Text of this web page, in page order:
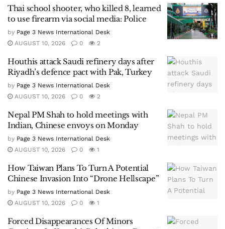
Thai school shooter, who killed 8, learned
to use firearm via social media: Police
by Page 3 News International Desk
AUGUST 10, 2026
0 2
Houthis attack Saudi refinery days after
Riyadh’s defence pact with Pak, Turkey
by Page 3 News International Desk
AUGUST 10, 2026
0 2
Nepal PM Shah to hold meetings with
Indian, Chinese envoys on Monday
by Page 3 News International Desk
AUGUST 10, 2026
0 1
How Taiwan Plans To Turn A Potential
Chinese Invasion Into “Drone Hellscape”
by Page 3 News International Desk
AUGUST 10, 2026
0 1
Forced Disappearances Of Minors